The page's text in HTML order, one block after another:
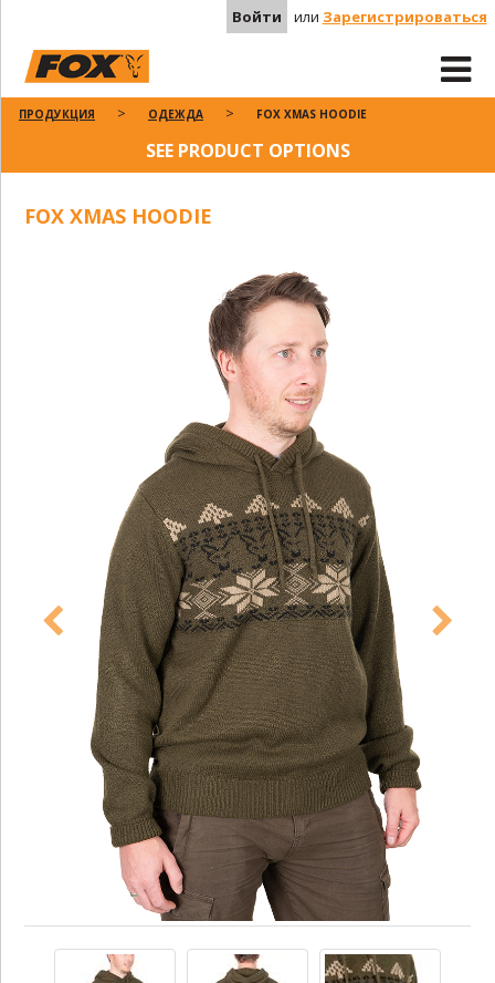
Войти или Зарегистрироваться
ПРОДУКЦИЯ ОДЕЖДА FOX XMAS HOODIE
SEE PRODUCT OPTIONS
FOX XMAS HOODIE